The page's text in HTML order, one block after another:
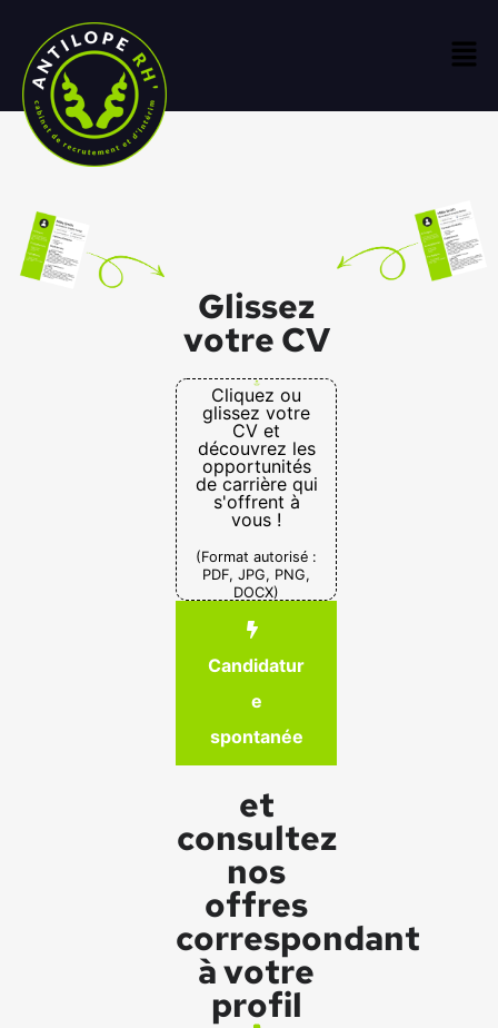
Glissez
votre CV
Cliquez ou
glissez votre
CV et
découvrez les
opportunités
de carrière qui
s'offrent à
vous !
(Format autorisé :
PDF, JPG, PNG,
DOCX)
Candidatur
e
spontanée
et
consultez
nos
offres
correspondant
à votre
profil